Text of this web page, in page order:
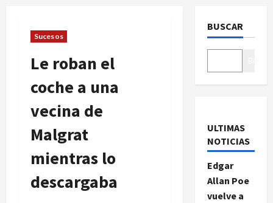
Sucesos
Le roban el
coche a una
vecina de
Malgrat
mientras lo
descargaba
BUSCAR
ULTIMAS
NOTICIAS
Edgar
Allan Poe
vuelve a